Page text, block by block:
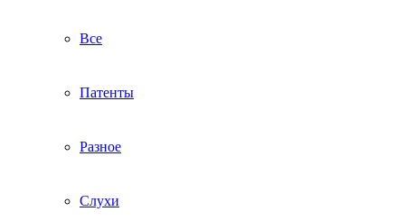
Все
Патенты
Разное
Слухи